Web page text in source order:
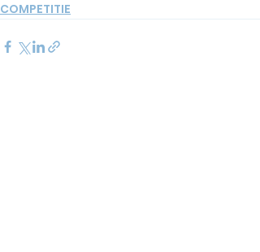
COMPETITIE